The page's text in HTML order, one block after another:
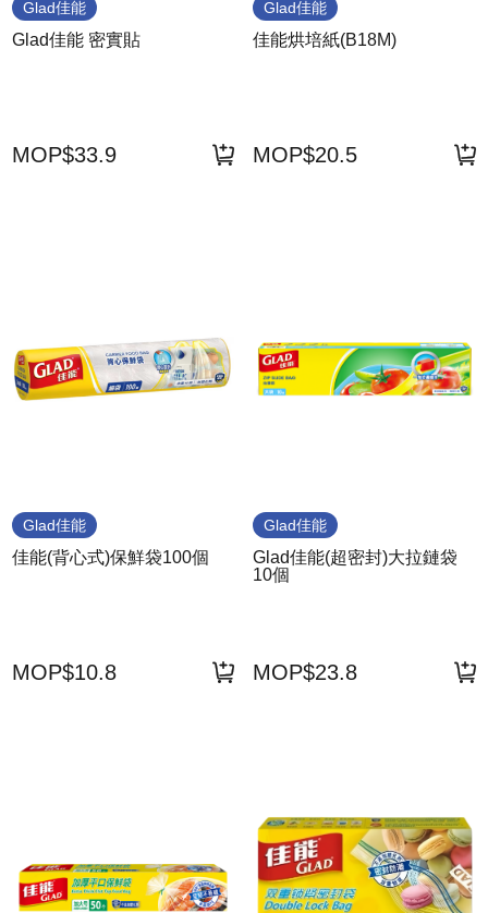
Glad佳能
Glad佳能 密實貼
MOP$33.9
Glad佳能
佳能烘培紙(B18M)
MOP$20.5
Glad佳能
佳能(背心式)保鮮袋100個
MOP$10.8
Glad佳能
Glad佳能(超密封)大拉鏈袋
10個
MOP$23.8